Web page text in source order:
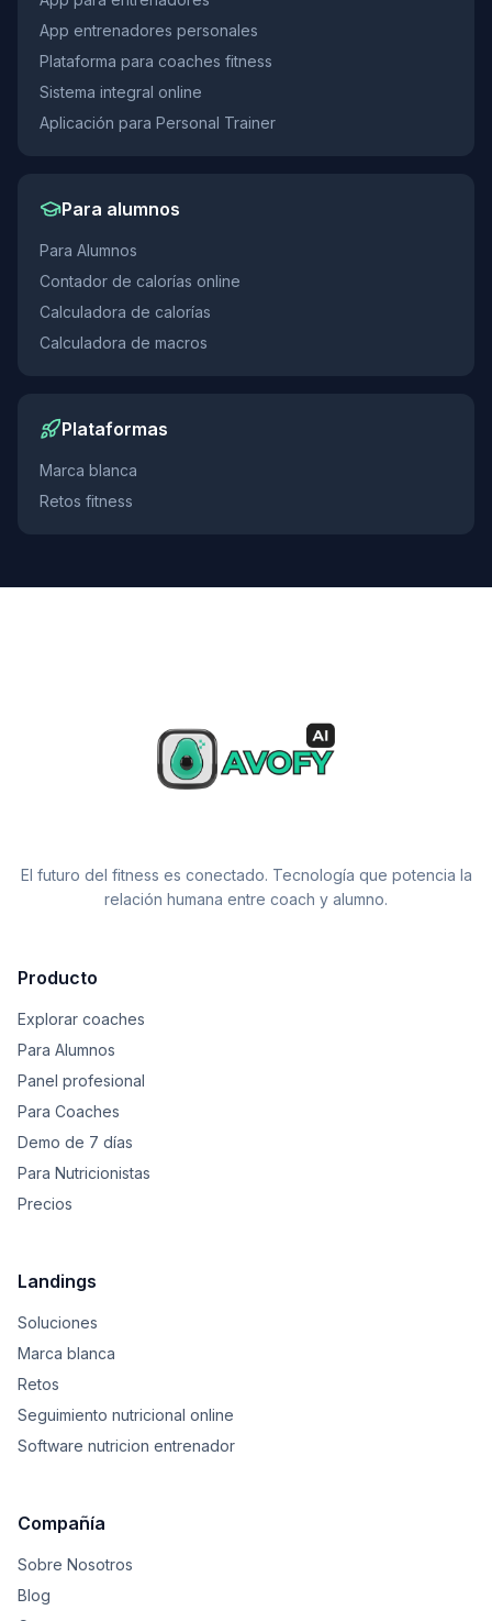
App entrenadores personales
Plataforma para coaches fitness
Sistema integral online
Aplicación para Personal Trainer
Para alumnos
Para Alumnos
Contador de calorías online
Calculadora de calorías
Calculadora de macros
Plataformas
Marca blanca
Retos fitness
El futuro del fitness es conectado. Tecnología que potencia la
relación humana entre coach y alumno.
Producto
Explorar coaches
Para Alumnos
Panel profesional
Para Coaches
Demo de 7 días
Para Nutricionistas
Precios
Landings
Soluciones
Marca blanca
Retos
Seguimiento nutricional online
Software nutricion entrenador
Compañía
Sobre Nosotros
Blog